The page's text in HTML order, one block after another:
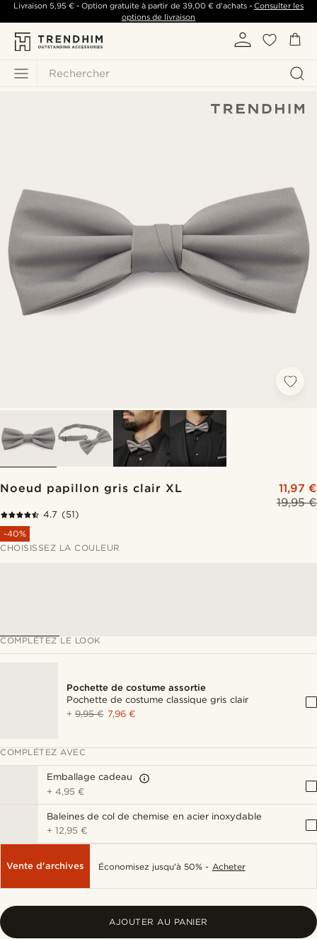
Rechercher
Livraison 5,95 €- Option gratuite à partir de 39,00 €d'achats -Consulter les
options de livraison
Noeud papillon gris clair XL
19,95 €
11,97 €
4.7 (51)
-40%
CHOISISSEZ LA COULEUR
COMPLÉTEZ LE LOOK
Pochette de costume assortie
Pochette de costume classique gris clair
+9,95 € 7,96 €
COMPLÉTEZ AVEC
Emballage cadeau
+4,95 €
Baleines de col de chemise en acier inoxydable
+12,95 €
Vente d'archives Économisez jusqu'à 50% - Acheter
AJOUTER AU PANIER